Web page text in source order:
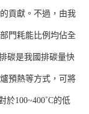
貢獻。不過，由我
門耗能比例均佔全
碳是我國排碳量快
預熱等方式，可將
於100~400˚C的低